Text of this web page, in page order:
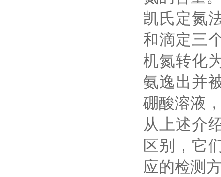
凯氏定氮
和滴定三
机氮转化
氨逸出并
硼酸溶液
从上述介
区别，它
应的检测